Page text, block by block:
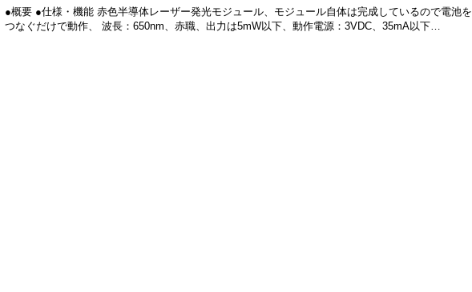
●概要 ●仕様・機能 赤色半導体レーザー発光モジュール、モジュール自体は完成しているので電池を
つなぐだけで動作、 波長：650nm、赤職、出力は5mW以下、動作電源：3VDC、35mA以下…